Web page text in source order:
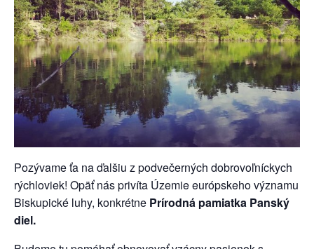
Pozývame ťa na ďalšiu z podvečerných dobrovoľníckych
rýchloviek! Opäť nás privíta Územie európskeho významu
Biskupické luhy, konkrétne Prírodná pamiatka Panský
diel.